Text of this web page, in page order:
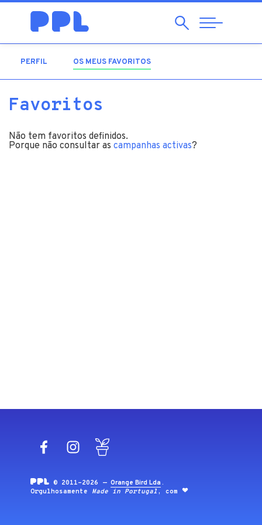
Pesquisar
Abrir
Navegação
PERFIL OS MEUS FAVORITOS
Favoritos
Não tem favoritos definidos.
Porque não consultar as campanhas activas?
FacebookInstagram
© 2011-2026 —Orange Bird Lda .
Orgulhosamente Made in Portugal , com